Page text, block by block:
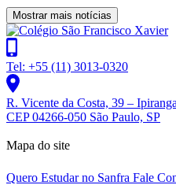
Mostrar mais notícias
Tel: +55 (11) 3013-0320
R. Vicente da Costa, 39 – Ipiranga
CEP 04266-050 São Paulo, SP
Mapa do site
Quero Estudar no Sanfra Fale